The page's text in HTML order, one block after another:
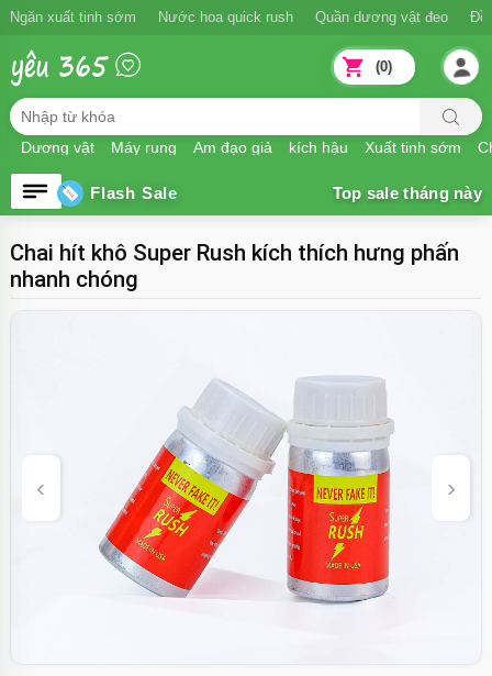
Ngăn xuất tinh sớm Nước hoa quick rush Quần dương vật đeo Đồ
Dương vật Máy rung Âm đạo giả kích hậu Xuất tinh sớm
(0)
Flash Sale
Chai hít khô Super Rush kích thích hưng phấn
nhanh chóng